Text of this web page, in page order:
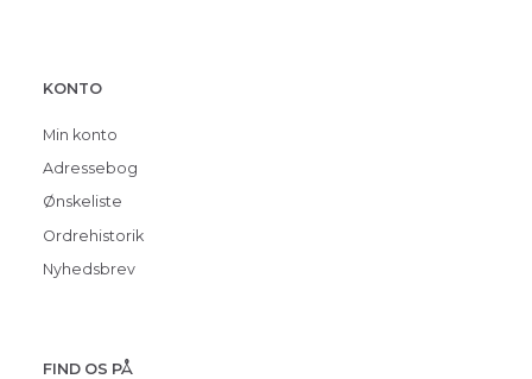
KONTO
Min konto
Adressebog
Ønskeliste
Ordrehistorik
Nyhedsbrev
FIND OS PÅ